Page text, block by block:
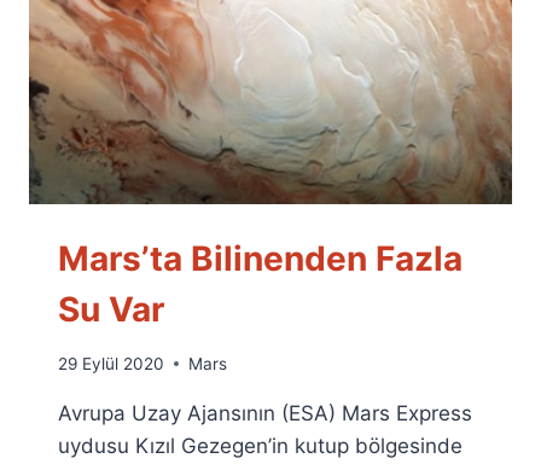
Mars’ta Bilinenden Fazla
Su Var
By
Fuat
Özyar
29 Eylül 2020 Mars
Avrupa Uzay Ajansının (ESA) Mars Express
uydusu Kızıl Gezegen’in kutup bölgesinde